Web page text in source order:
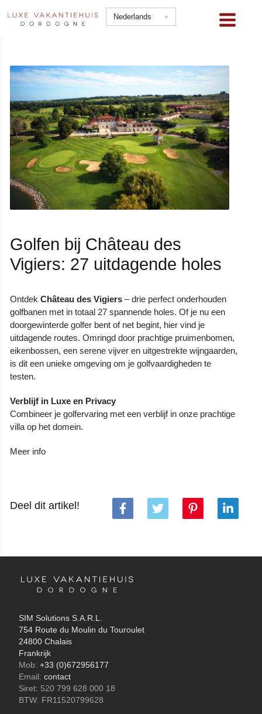
naar
Nederlands
Golfen bij Château des
Vigiers: 27 uitdagende holes
Ontdek Château des Vigiers – drie perfect onderhouden
golfbanen met in totaal 27 spannende holes. Of je nu een
doorgewinterde golfer bent of net begint, hier vind je
uitdagende routes. Omringd door prachtige pruimenbomen,
eikenbossen, een serene vijver en uitgestrekte wijngaarden,
is dit een unieke omgeving om je golfvaardigheden te
testen.
Verblijf in Luxe en Privacy
Combineer je golfervaring met een verblijf in onze prachtige
villa op het domein.
Meer info
Deel dit artikel!
SIM Solutions S.A.R.L.
754 Route du Moulin du Touroulet
24800 Chalais
Frankrijk
Mob: +33 (0)672956177
Email: contact
Siret: 520 799 628 000 18
BTW: FR11520799628